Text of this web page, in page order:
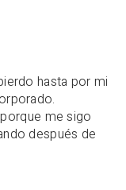
hasta por mi
me sigo
después de